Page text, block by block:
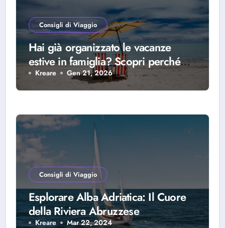
Consigli di Viaggio
Hai già organizzato le vacanze
estive in famiglia? Scopri perché
scegliere Alba Adriatica
Kreare Gen 21, 2026
Consigli di Viaggio
Esplorare Alba Adriatica: Il Cuore
della Riviera Abruzzese
Kreare Mar 22, 2024